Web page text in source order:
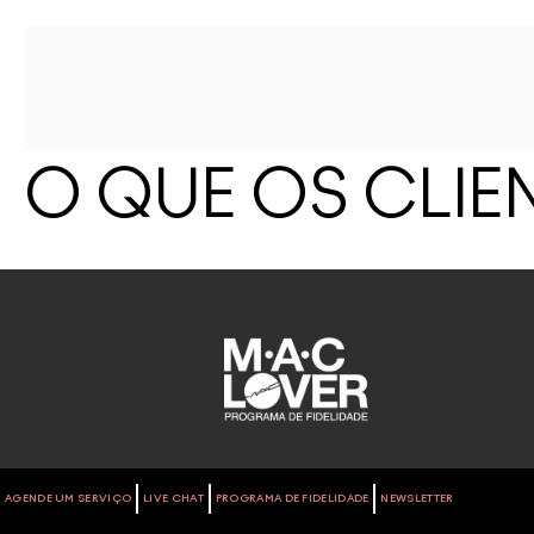
O QUE OS
AGENDE UM SERVIÇO LIVE CHAT PROGRAMA DE FIDELIDADE NEWSLETTER